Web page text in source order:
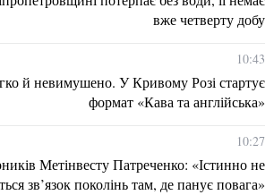
вже четверту добу
10:43
й невимушено. У Кривому Розі стартує
формат «Кава та англійська»
10:27
Метінвесту Патреченко: «Істинно не
зв’язок поколінь там, де панує повага»